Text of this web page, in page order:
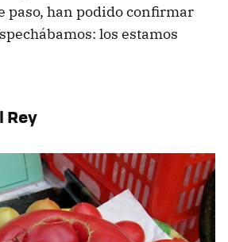
paso, han podido confirmar
los estamos
Rey